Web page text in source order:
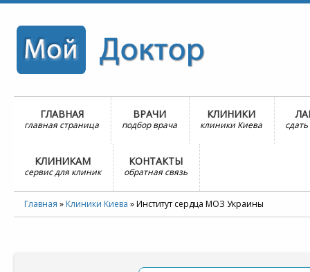
ГЛАВНАЯ
главная страница
ВРАЧИ
подбор врача
КЛИНИКИ
клиники Киева
КЛИНИКАМ
сервис для клиник
КОНТАКТЫ
обратная связь
Главная » Клиники Киева »Институт сердца МОЗ Украины